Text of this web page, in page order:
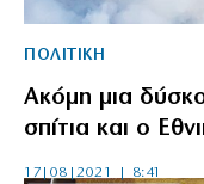
ΠΟΛΙΤΙΚΗ
Ακόμη μια
σπίτια και ο
17|08|2021 | 8:41